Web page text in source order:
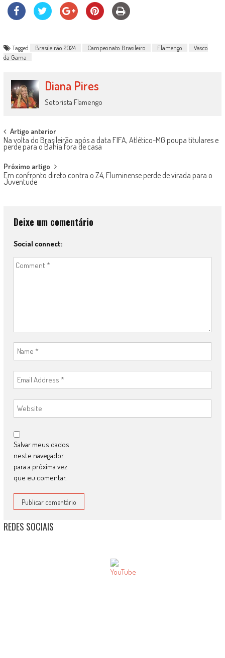
Tagged Brasileirão 2024 Campeonato Brasileiro Flamengo
Vasco
da Gama
Diana Pires
Setorista Flamengo
Post
navigation
Artigo anterior
Na volta do Brasileirão após a data FIFA, Atlético-MG poupa titulares e
perde para o Bahia fora de casa
Próximo artigo
Em confronto direto contra o Z4, Fluminense perde de virada para o
Juventude
Deixe um comentário
Social connect:
Salvar meus dados
neste navegador
para a próxima vez
que eu comentar.
REDES SOCIAIS